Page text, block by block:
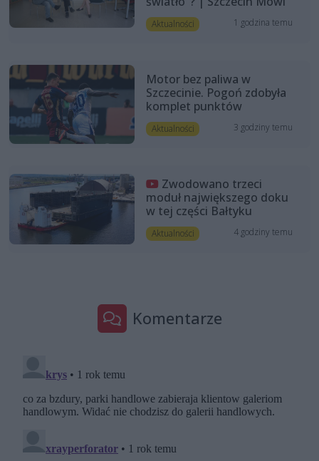
Aktualności 1 godzina temu
Motor bez paliwa w
Szczecinie. Pogoń zdobyła
komplet punktów
Aktualności 3 godziny temu
Zwodowano trzeci
moduł największego doku
w tej części Bałtyku
Aktualności 4 godziny temu
Komentarze